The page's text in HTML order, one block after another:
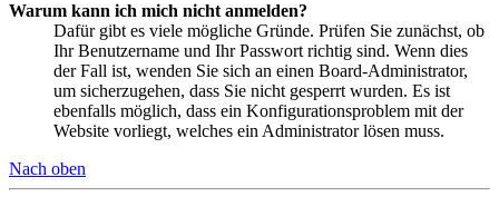
Warum kann ich mich nicht anmelden?
Dafür gibt es viele mögliche Gründe. Prüfen Sie zunächst, ob
Ihr Benutzername und Ihr Passwort richtig sind. Wenn dies
der Fall ist, wenden Sie sich an einen Board-Administrator,
um sicherzugehen, dass Sie nicht gesperrt wurden. Es ist
ebenfalls möglich, dass ein Konfigurationsproblem mit der
Website vorliegt, welches ein Administrator lösen muss.
Nach oben